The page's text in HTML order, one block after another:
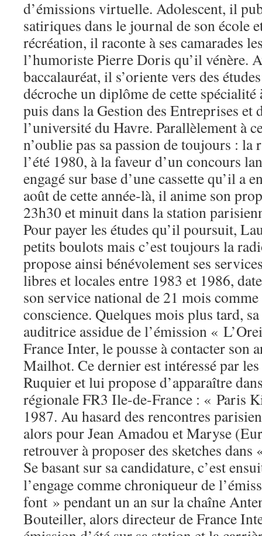
d’émissions virtuelle. Adolescent, il
satiriques dans le journal de son école
récréation, il raconte à ses camarades
l’humoriste Pierre Doris qu’il vénère.
baccalauréat, il s’oriente vers des
décroche un diplôme de cette spécialité
puis dans la Gestion des Entreprises et
l’université du Havre. Parallèlement à
n’oublie pas sa passion de toujours : la
l’été 1980, à la faveur d’un concours
engagé sur base d’une cassette qu’il a
août de cette année-là, il anime son
23h30 et minuit dans la station
Pour payer les études qu’il poursuit,
petits boulots mais c’est toujours la
propose ainsi bénévolement ses
libres et locales entre 1983 et 1986,
son service national de 21 mois
conscience. Quelques mois plus tard,
auditrice assidue de l’émission «
France Inter, le pousse à contacter son
Mailhot. Ce dernier est intéressé par
Ruquier et lui propose d’apparaître
régionale FR3 Ile-de-France : « Paris
1987. Au hasard des rencontres
alors pour Jean Amadou et Maryse
retrouver à proposer des sketches
Se basant sur sa candidature, c’est
l’engage comme chroniqueur de
font » pendant un an sur la chaîne
Bouteiller, alors directeur de France